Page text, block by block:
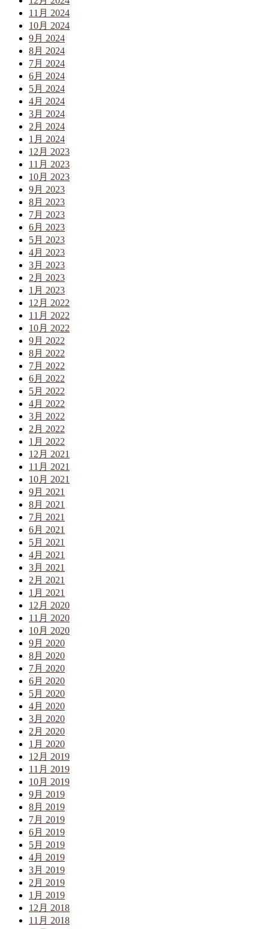
11月 2024
10月 2024
9月 2024
8月 2024
7月 2024
6月 2024
5月 2024
4月 2024
3月 2024
2月 2024
1月 2024
12月 2023
11月 2023
10月 2023
9月 2023
8月 2023
7月 2023
6月 2023
5月 2023
4月 2023
3月 2023
2月 2023
1月 2023
12月 2022
11月 2022
10月 2022
9月 2022
8月 2022
7月 2022
6月 2022
5月 2022
4月 2022
3月 2022
2月 2022
1月 2022
12月 2021
11月 2021
10月 2021
9月 2021
8月 2021
7月 2021
6月 2021
5月 2021
4月 2021
3月 2021
2月 2021
1月 2021
12月 2020
11月 2020
10月 2020
9月 2020
8月 2020
7月 2020
6月 2020
5月 2020
4月 2020
3月 2020
2月 2020
1月 2020
12月 2019
11月 2019
10月 2019
9月 2019
8月 2019
7月 2019
6月 2019
5月 2019
4月 2019
3月 2019
2月 2019
1月 2019
12月 2018
11月 2018